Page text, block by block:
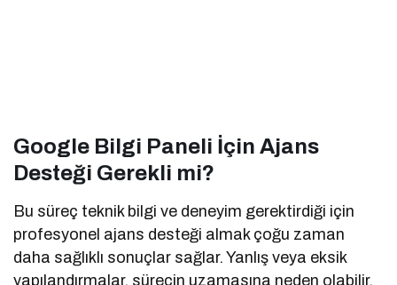
Google Bilgi Paneli İçin Ajans
Desteği Gerekli mi?
Bu süreç teknik bilgi ve deneyim gerektirdiği için
profesyonel ajans desteği almak çoğu zaman
daha sağlıklı sonuçlar sağlar. Yanlış veya eksik
yapılandırmalar, sürecin uzamasına neden olabilir.